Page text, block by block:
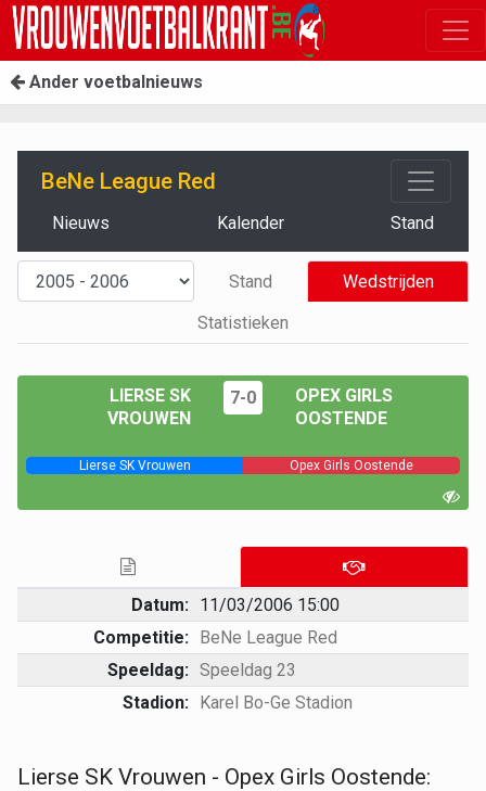
Ander voetbalnieuws
BeNe League Red
Nieuws Kalender Stand
Stand
Wedstrijden
Statistieken
LIERSE SK
VROUWEN
7-0
OPEX GIRLS
OOSTENDE
Lierse SK Vrouwen Opex Girls Oostende
Datum: 11/03/2006 15:00
Competitie: BeNe League Red
Speeldag: Speeldag 23
Stadion: Karel Bo-Ge Stadion
Lierse SK Vrouwen - Opex Girls Oostende: